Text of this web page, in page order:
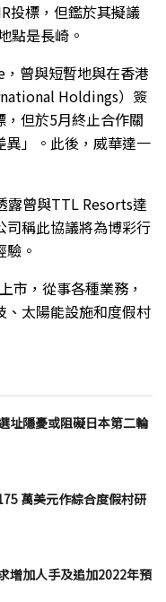
投標，但鑑於其擬議
點是長崎。
曾與短暫地與在香港
Holdings）簽
但於5月終止合作關
異」。此後，威華達一
露曾與TTL Resorts達
司稱此協議將為博彩行
。
市，從事各種業務，
、太陽能設施和度假村
址隱憂或阻礙日本第二輪
萬美元作綜合度假村研
增加人手及追加2022年預